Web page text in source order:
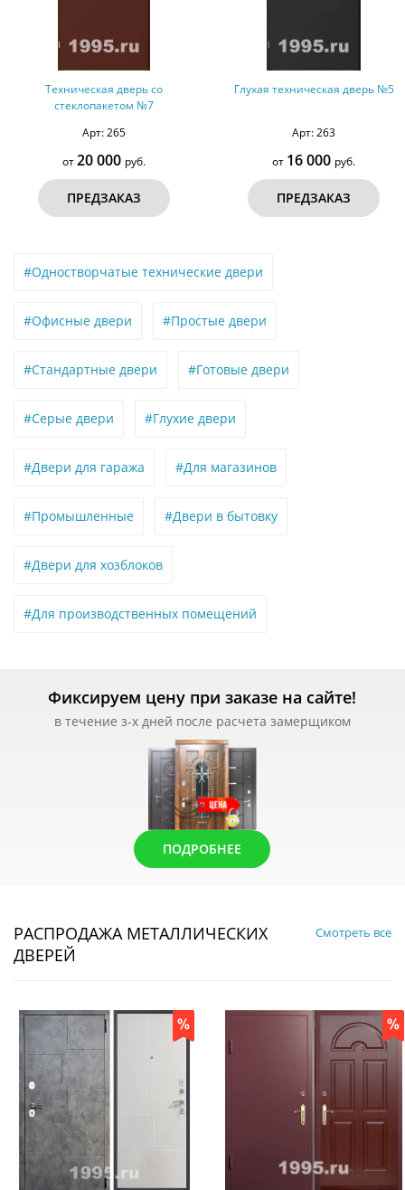
Техническая дверь со
стеклопакетом №7
Арт: 265
от20 000 руб.
ПРЕДЗАКАЗ
Глухая техническая дверь №5
Арт: 263
от 16 000 руб.
ПРЕДЗАКАЗ
#Одностворчатые технические двери
#Офисные двери #Простые двери
#Стандартные двери #Готовые двери
#Серые двери #Глухие двери
#Двери для гаража #Для магазинов
#Промышленные #Двери в бытовку
#Двери для хозблоков
#Для производственных помещений
Фиксируем цену при заказе на сайте!
в течение з-х дней после расчета замерщиком
ПОДРОБНЕЕ
РАСПРОДАЖА МЕТАЛЛИЧЕСКИХ
ДВЕРЕЙ
Смотреть все